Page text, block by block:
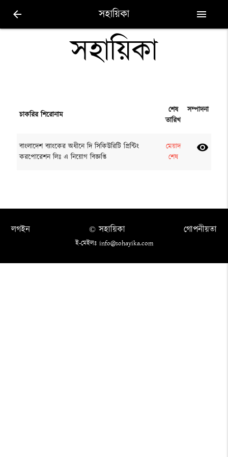
arrow_back সহায়িকা menu
সহায়িকা
চাকরির শিরোনাম
শেষ
তারিখ
সম্পাদনা
বাংলাদেশ ব্যাংকের অধীনে দি সিকিউরিটি প্রিন্টিং
করপোরেশন লিঃ এ নিয়োগ বিজ্ঞপ্তি
মেয়াদ
শেষ
visibility
লগইন গোপনীয়তা
© সহায়িকা
ই-মেইলঃ info@sohayika.com